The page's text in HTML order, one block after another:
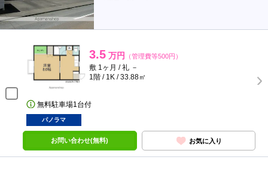
3.5 万円 （管理費等500円）
敷 1ヶ月 / 礼 －
1階 / 1K / 33.88㎡
無料駐車場1台付
パノラマ
お問い合わせ(無料) お気に入り